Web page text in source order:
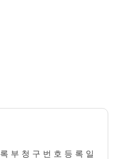
부 청 구 번 호 등 록 일